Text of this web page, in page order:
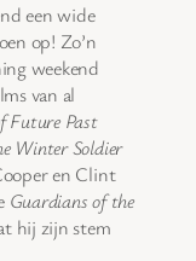
een wide
op! Zo’n
weekend
van al
Future Past
Winter Soldier
en Clint
Guardians of the
hij zijn stem